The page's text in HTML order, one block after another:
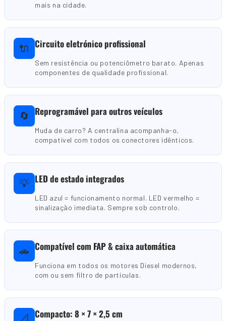
mais na cidade.
🔌 Circuito eletrónico profissional
Sem resistência ou potenciômetro barato. Apenas
componentes de qualidade profissional.
🔄 Reprogramável para outros veículos
Muda de carro? A centralina acompanha-o,
compatível com todos os conectores idênticos.
💡 LED de estado integrados
LED azul = funcionamento normal. LED vermelho =
sinalização imediata. Sempre sob controlo.
🚗 Compatível com FAP & caixa automática
Funciona em todos os motores Diesel modernos,
com ou sem filtro de partículas.
📐 Compacto: 8 × 7 × 2,5 cm